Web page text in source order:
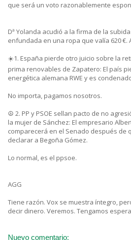
que será un voto razonablemente
Dª Yolanda acudió a la firma de la
enfundada en una ropa que valía 620 €.
☀️1. España pierde otro juicio sobre la
prima renovables de Zapatero: El país
energética alemana RWE y es
No importa, pagamos nosotros.
☮️ 2. PP y PSOE sellan pacto de no
la mujer de Sánchez: El empresario
comparecerá en el Senado después de
declarar a Begoña Gómez.
Lo normal, es el ppsoe.
AGG
Tiene razón. Vox se muestra íntegro,
decir dinero. Veremos. Tengamos
Nuevo comentario: